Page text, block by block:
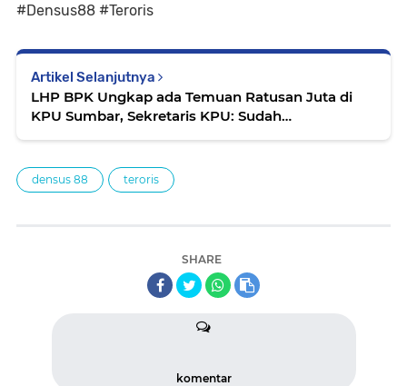
#Densus88 #Teroris
Artikel Selanjutnya
LHP BPK Ungkap ada Temuan Ratusan Juta di
KPU Sumbar, Sekretaris KPU: Sudah
densus 88 teroris
SHARE
komentar